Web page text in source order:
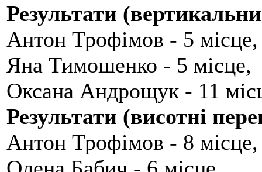
Результати
Антон Трофімов - 5 місце,
Яна Тимошенко - 5 місце,
Оксана Андрощук - 11
Результати (висотні
Антон Трофімов - 8 місце,